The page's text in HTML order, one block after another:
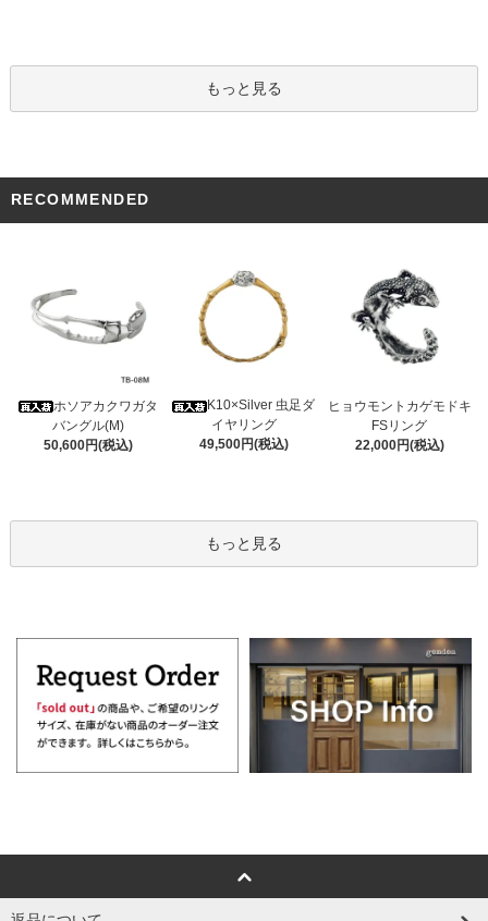
もっと見る
RECOMMENDED
ホソアカクワガタ
バングル(M)
50,600円(税込)
K10×Silver 虫足ダ
イヤリング
49,500円(税込)
ヒョウモントカゲモドキ
FSリング
22,000円(税込)
もっと見る